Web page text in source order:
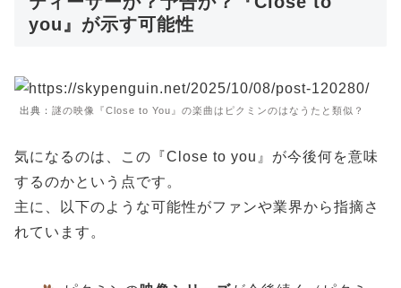
you』が示す可能性
出典： 謎の映像『Close to You』の楽曲はピクミンのはなうたと類似？
気になるのは、この『Close to you』が今後何を意味
するのかという点です。
主に、以下のような可能性がファンや業界から指摘さ
れています。